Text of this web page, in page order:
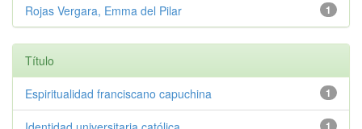
1
Rojas Vergara, Emma del Pilar
Título
1
Espiritualidad franciscano capuchina
1